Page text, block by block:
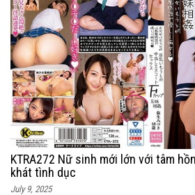
KTRA272 Nữ sinh mới lớn với tâm
khát tình dục
July 9, 2025